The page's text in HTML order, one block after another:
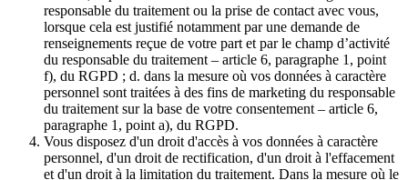
responsable du traitement ou la prise de contact avec vous,
lorsque cela est justifié notamment par une demande de
renseignements reçue de votre part et par le champ d’activité
du responsable du traitement – article 6, paragraphe 1, point
f), du RGPD ; d. dans la mesure où vos données à caractère
personnel sont traitées à des fins de marketing du responsable
du traitement sur la base de votre consentement – article 6,
paragraphe 1, point a), du RGPD.
Vous disposez d'un droit d'accès à vos données à caractère
personnel, d'un droit de rectification, d'un droit à l'effacement
et d'un droit à la limitation du traitement. Dans la mesure où le